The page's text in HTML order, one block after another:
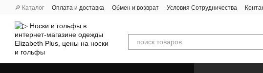
Перейти к основному контенту
🔎 Каталог Оплата и доставка Обмен и возврат Условия Сотрудничества